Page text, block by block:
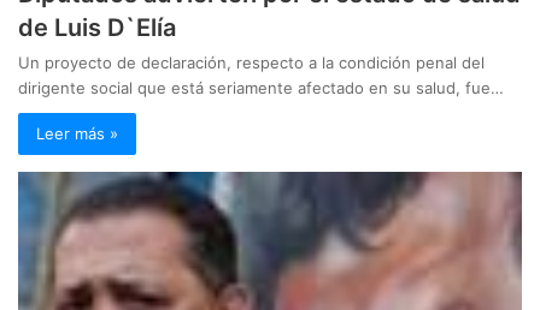
de Luis D`Elía
Un proyecto de declaración, respecto a la condición penal del
dirigente social que está seriamente afectado en su salud, fue…
Leer más »